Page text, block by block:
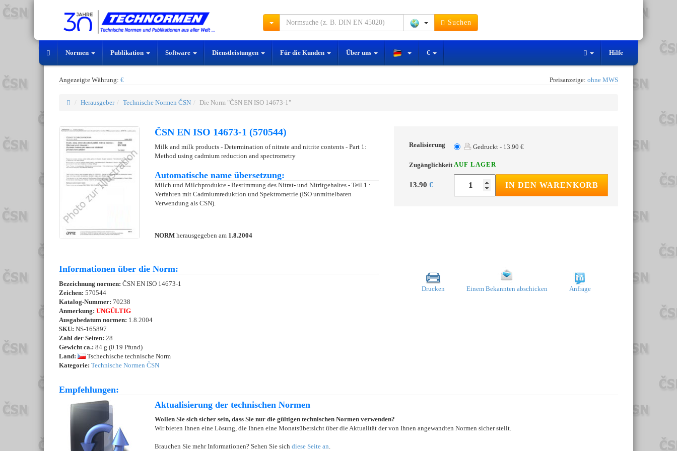
Suchen
Normen Publikation Software Dienstleistungen Für die Kunden Über uns € Hilfe
Angezeigte Währung: € Preisanzeige: ohne MWS
Herausgeber Technische Normen ČSN Die Norm "ČSN EN ISO 14673-1"
ČSN EN ISO 14673-1 (570544)
Milk and milk products - Determination of nitrate and nitrite contents - Part 1:
Method using cadmium reduction and spectrometry
Automatische name übersetzung:
Milch und Milchprodukte - Bestimmung des Nitrat- und Nitritgehaltes - Teil 1 :
Verfahren mit Cadmiumreduktion und Spektrometrie (ISO unmittelbaren
Verwendung als CSN).
NORM herausgegeben am 1.8.2004
Realisierung Gedruckt - 13.90 €
Zugänglichkeit AUF LAGER
13.90 € IN DEN WARENKORB
Informationen über die Norm:
Bezeichnung normen: ČSN EN ISO 14673-1
Zeichen: 570544
Katalog-Nummer: 70238
Anmerkung: UNGÜLTIG
Ausgabedatum normen: 1.8.2004
SKU: NS-165897
Zahl der Seiten: 28
Gewicht ca.: 84 g (0.19 Pfund)
Land:
Tschechische technische Norm
Kategorie: Technische Normen ČSN
Drucken Einem Bekannten abschicken Anfrage
Empfehlungen:
Aktualisierung der technischen Normen
Wollen Sie sich sicher sein, dass Sie nur die gültigen technischen Normen verwenden?
Wir bieten Ihnen eine Lösung, die Ihnen eine Monatsübersicht über die Aktualität der von Ihnen angewandten Normen sicher stellt.
Brauchen Sie mehr Informationen? Sehen Sie sich diese Seite an.